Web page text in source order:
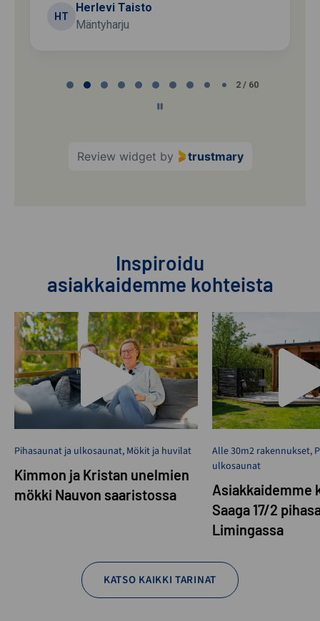
HT
Herlevi Taisto
Mäntyharju
2 / 60
Review widget by trustmary
Inspiroidu
asiakkaidemme kohteista
Pihasaunat ja ulkosaunat, Mökit ja huvilat
Kimmon ja Kristan unelmien
mökki Nauvon saaristossa
Alle 30m2 rakennukset,
ulkosaunat
Asiakkaidemme
Saaga 17/2
Limingassa
KATSO KAIKKI TARINAT